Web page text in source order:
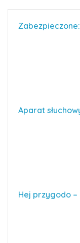
Aparat
Hej przygodo –